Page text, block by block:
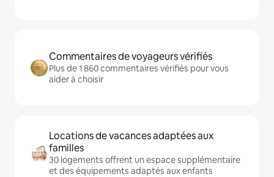
Commentaires de voyageurs vérifiés
Plus de 1 860 commentaires vérifiés pour vous
aider à choisir
Locations de vacances adaptées aux
familles
30 logements offrent un espace supplémentaire
et des équipements adaptés aux enfants